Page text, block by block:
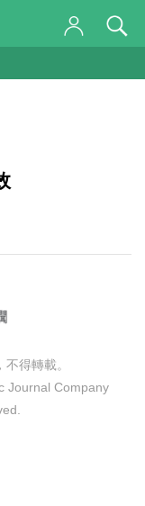
得轉載。
Journal Company